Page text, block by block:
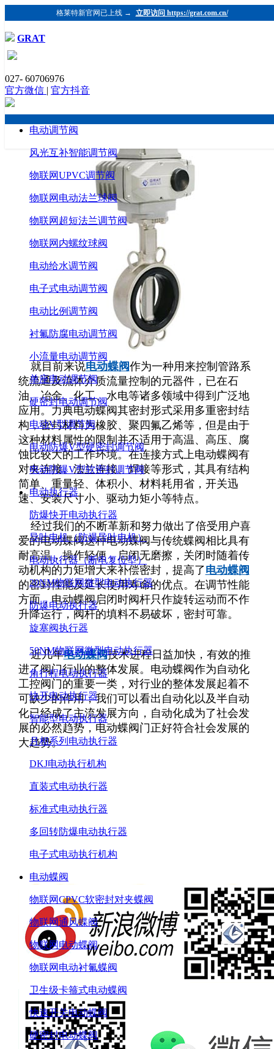
格莱特新官网已上线 → 立即访问 https://grat.com.cn/
GRAT
027- 60706976
官方微信 | 官方抖音
电动调节阀
风光互补智能调节阀
物联网UPVC调节阀
物联网电动法兰球阀
物联网超短法兰调节阀
物联网内螺纹球阀
电动给水调节阀
电子式电动调节阀
电动比例调节阀
衬氟防腐电动调节阀
小流量电动调节阀
单座电动调节阀
硬密封电动调节阀
电动V型调节阀
电动防爆V型硬密封调节阀
电动防爆V型软密封调节阀
电动执行器
防爆快开电动执行器
导叶电机（防爆导叶电机）
电动执行器（断电复位型）
20NM物联网微型电动执行器
防爆电动执行器
旋塞阀执行器
50NM物联网微型电动执行器
角行程电动执行器
快开电动执行器
智能型电动执行器
月相系列电动执行器
DKJ电动执行机构
直装式电动执行器
标准式电动执行器
多回转防爆电动执行器
电子式电动执行机构
电动蝶阀
物联网CPVC软密封对夹蝶阀
物联网通风蝶阀
物联网电动蝶阀
物联网电动衬氟蝶阀
卫生级卡箍式电动蝶阀
快速开关电动蝶阀
硬密封电动蝶阀
电动蝶阀有什么特征
发布时间：2019-12-26 浏览：1002 格莱特控制阀
（https://www.grat.com.cn/）
就目前来说电动蝶阀作为一种用来控制管路系
统流通及流体介质流量控制的元器件，已在石
油、冶金、化工、水电等诸多领域中得到广泛地
应用。力典电动蝶阀其密封形式采用多重密封结
构，密封材料为橡胶、聚四氟乙烯等，但是由于
这种材料属性的限制并不适用于高温、高压、腐
蚀比较大的工作环境。在连接方式上电动蝶阀有
对夹连接、法兰连接、焊接等形式，其具有结构
简单、重量轻、体积小、材料耗用省，开关迅
速、安装尺寸小、驱动力矩小等特点。
经过我们的不断革新和努力做出了倍受用户喜
爱的电动蝶阀这种电动蝶阀与传统蝶阀相比具有
耐高温，操作轻便，启闭无磨擦，关闭时随着传
动机构的力矩增大来补偿密封，提高了电动蝶阀
的密封性能及延长使用寿命的优点。在调节性能
方面，电动蝶阀启闭时阀杆只作旋转运动而不作
升降运行，阀杆的填料不易破坏，密封可靠。
近几年电动蝶阀技术进程日益加快，有效的推
进了阀门行业的整体发展。电动蝶阀作为自动化
工控阀门的重要一类，对行业的整体发展起着不
可缺少的作用，我们可以看出自动化以及半自动
化已经成了主流发展方向，自动化成为了社会发
展的必然趋势，电动蝶阀门正好符合社会发展的
大趋势。